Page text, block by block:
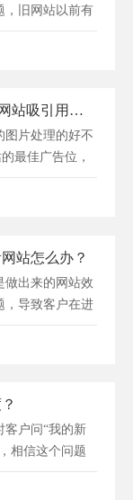
，旧网站以前有
一张好的banner图可以帮助网站吸引用户、促进转化
图片处理的好不
最佳广告位，
站怎么办？
做出来的网站效
，导致客户在进
客户问“我的新
相信这个问题